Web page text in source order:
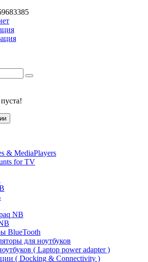
& MediaPlayers
for TV
NB
BlueTooth
для ноутбуков
( Laptop power adapter )
( Docking & Connectivity )